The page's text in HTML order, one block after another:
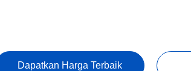
Dapatkan Harga Terbaik